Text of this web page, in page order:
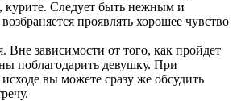
курите. Следует быть нежным и
проявлять хорошее чувство
Вне зависимости от того, как пройдет
поблагодарить девушку. При
вы можете сразу же обсудить